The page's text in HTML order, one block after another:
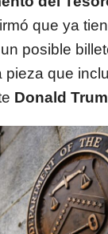
que ya
posible
pieza que
Donald